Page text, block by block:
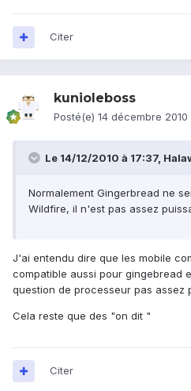
Citer
kunioleboss
Posté(e) 14 décembre 2010
Le 14/12/2010 à 17:37,
Normalement Gingerbread ne
Wildfire, il n'est pas assez
J'ai entendu dire que les mobile
compatible aussi pour gingebread
question de processeur pas assez
Cela reste que des "on dit "
Citer